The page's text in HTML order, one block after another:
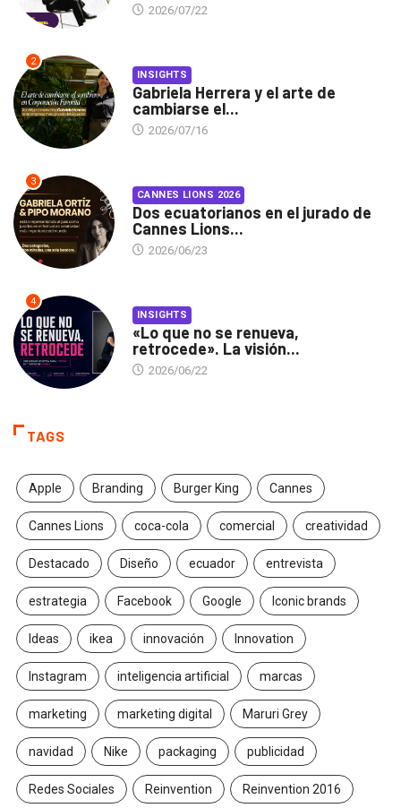
2026/07/22
2
INSIGHTS
Gabriela Herrera y el arte de
cambiarse el...
2026/07/16
3
CANNES LIONS 2026
Dos ecuatorianos en el jurado de
Cannes Lions...
2026/06/23
4
INSIGHTS
«Lo que no se renueva,
retrocede». La visión...
2026/06/22
TAGS
Apple Branding Burger King Cannes
Cannes Lions coca-cola comercial creatividad
Destacado Diseño ecuador entrevista
estrategia Facebook Google Iconic brands
Ideas ikea innovación Innovation
Instagram inteligencia artificial marcas
marketing marketing digital Maruri Grey
navidad Nike packaging publicidad
Redes Sociales Reinvention Reinvention 2016